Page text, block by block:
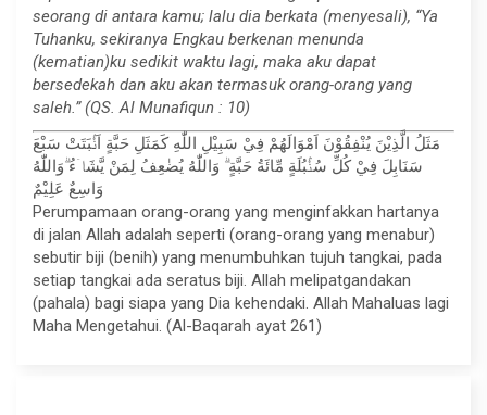
seorang di antara kamu; lalu dia berkata (menyesali), “Ya
Tuhanku, sekiranya Engkau berkenan menunda
(kematian)ku sedikit waktu lagi, maka aku dapat
bersedekah dan aku akan termasuk orang-orang yang
saleh.” (QS. Al Munafiqun : 10)
مَثَلُ الَّذِيْنَ يُنْفِقُوْنَ اَمْوَالَهُمْ فِيْ سَبِيْلِ اللّٰهِ كَمَثَلِ حَبَّةٍ اَنْۢبَتَتْ سَبْعَ
سَنَابِلَ فِيْ كُلِّ سُنْۢبُلَةٍ مِّائَةُ حَبَّةٍ ۗ وَاللّٰهُ يُضٰعِفُ لِمَنْ يَّشَاۤءُ ۗوَاللّٰهُ
وَاسِعٌ عَلِيْمٌ
Perumpamaan orang-orang yang menginfakkan hartanya
di jalan Allah adalah seperti (orang-orang yang menabur)
sebutir biji (benih) yang menumbuhkan tujuh tangkai, pada
setiap tangkai ada seratus biji. Allah melipatgandakan
(pahala) bagi siapa yang Dia kehendaki. Allah Mahaluas lagi
Maha Mengetahui. (Al-Baqarah ayat 261)